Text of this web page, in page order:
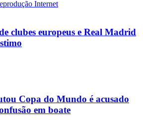
clubes europeus e Real Madrid
Copa do Mundo é acusado
em boate